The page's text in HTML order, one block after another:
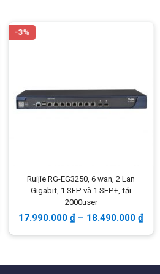
Trọng lượng
-3%
Ruijie RG-EG3250, 6 wan, 2 Lan
Gigabit, 1 SFP và 1 SFP+, tải
2000user
17.990.000₫ – 18.490.000₫